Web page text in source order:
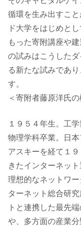
循環を生み出すこ
ド大学をはじめと
もった寄附講座や
の試みはこうした
る新たな試みであ
す。
＜寄附者藤原洋氏の
１９５４年生。工
物理学科卒業。日
アスキーを経て１
きたインターネッ
理想的なネットワ
ターネット総合研
トと連携した最先
や、多方面の産業